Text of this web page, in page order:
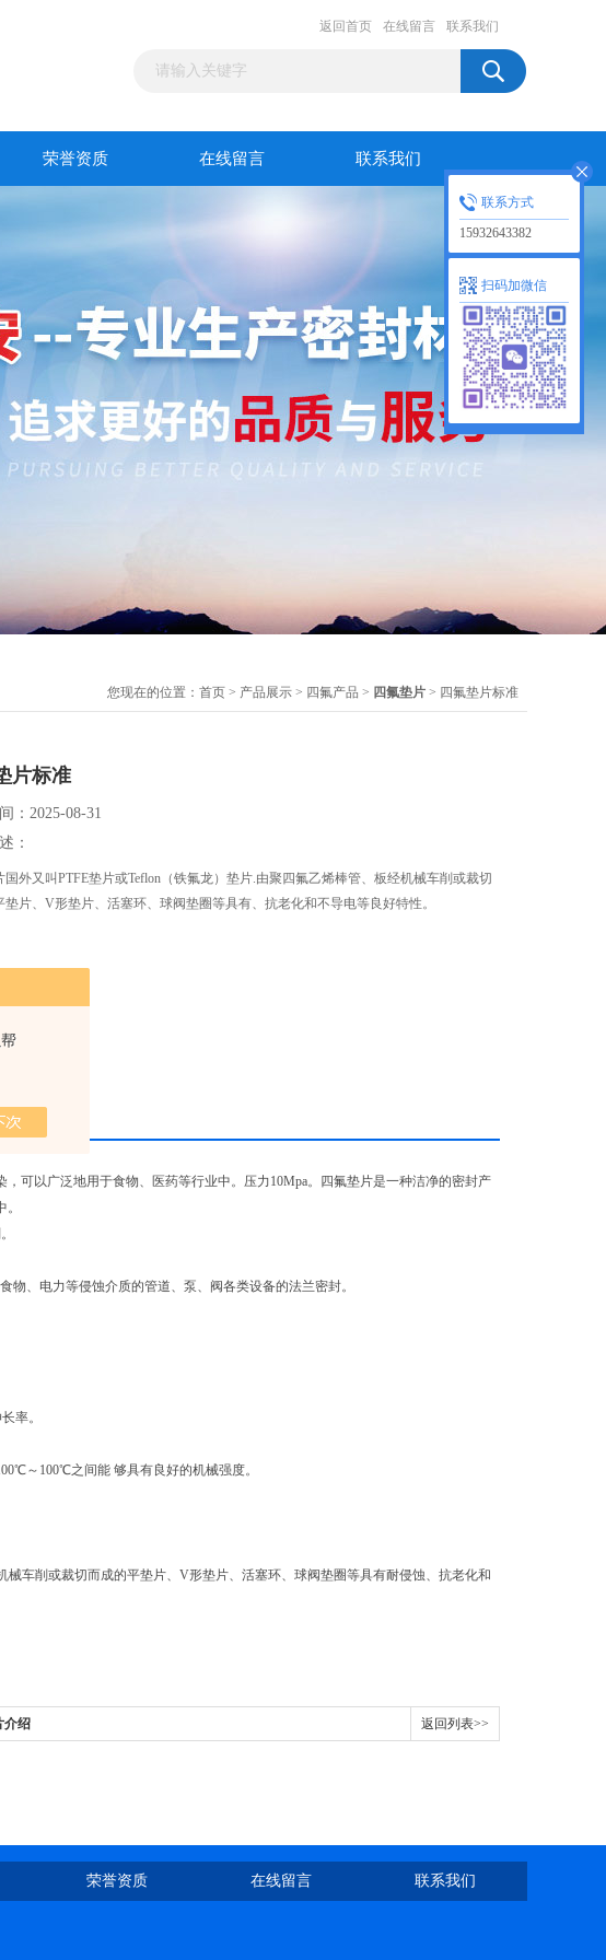
返回首页 在线留言 联系我们
荣誉资质 在线留言 联系我们
您现在的位置： 首页 > 产品展示 > 四氟产品 > 四氟垫片 > 四氟垫片标准
片标准
：2025-08-31
：
国外又叫PTFE垫片或Teflon（铁氟龙）垫片.由聚四氟乙烯棒管、板经机械车削或裁切
垫片、V形垫片、活塞环、球阀垫圈等具有、抗老化和不导电等良好特性。
可以广泛地用于食物、医药等行业中。压力10Mpa。四氟垫片是一种洁净的密封产
、电力等侵蚀介质的管道、泵、阀各类设备的法兰密封。
率。
～100℃之间能 够具有良好的机械强度。
车削或裁切而成的平垫片、V形垫片、活塞环、球阀垫圈等具有耐侵蚀、抗老化和
介绍 返回列表>>
荣誉资质 在线留言 联系我们
联系方式
15932643382
扫码加微信